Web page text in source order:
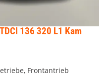
136 320 L1 Kam
Frontantrieb